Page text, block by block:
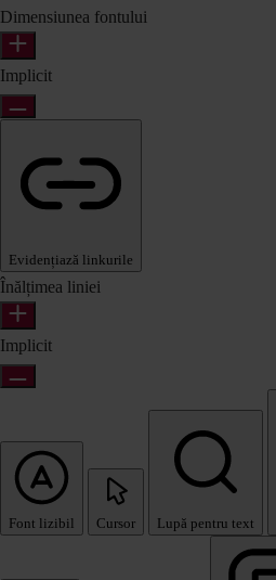
Dimensiunea fontului
Implicit
Evidențiază linkurile
Înălțimea liniei
Implicit
Font lizibil Cursor Lupă pentru text